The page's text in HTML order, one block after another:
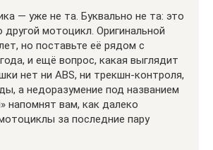
— уже не та. Буквально не та: это
другой мотоцикл. Оригинальной
но поставьте её рядом с
и ещё вопрос, какая выглядит
нет ни ABS, ни трекшн-контроля,
а недоразумение под названием
напомнят вам, как далеко
за последние пару